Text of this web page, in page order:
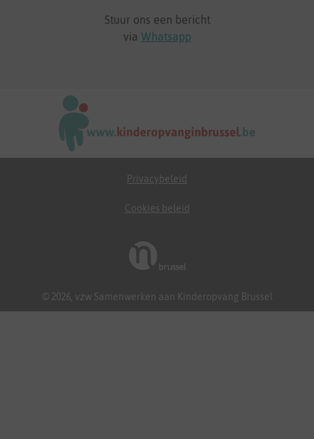
Stuur ons een bericht
via Whatsapp
© 2026, vzw Samenwerken aan Kinderopvang Brussel
Privacybeleid
Cookies beleid